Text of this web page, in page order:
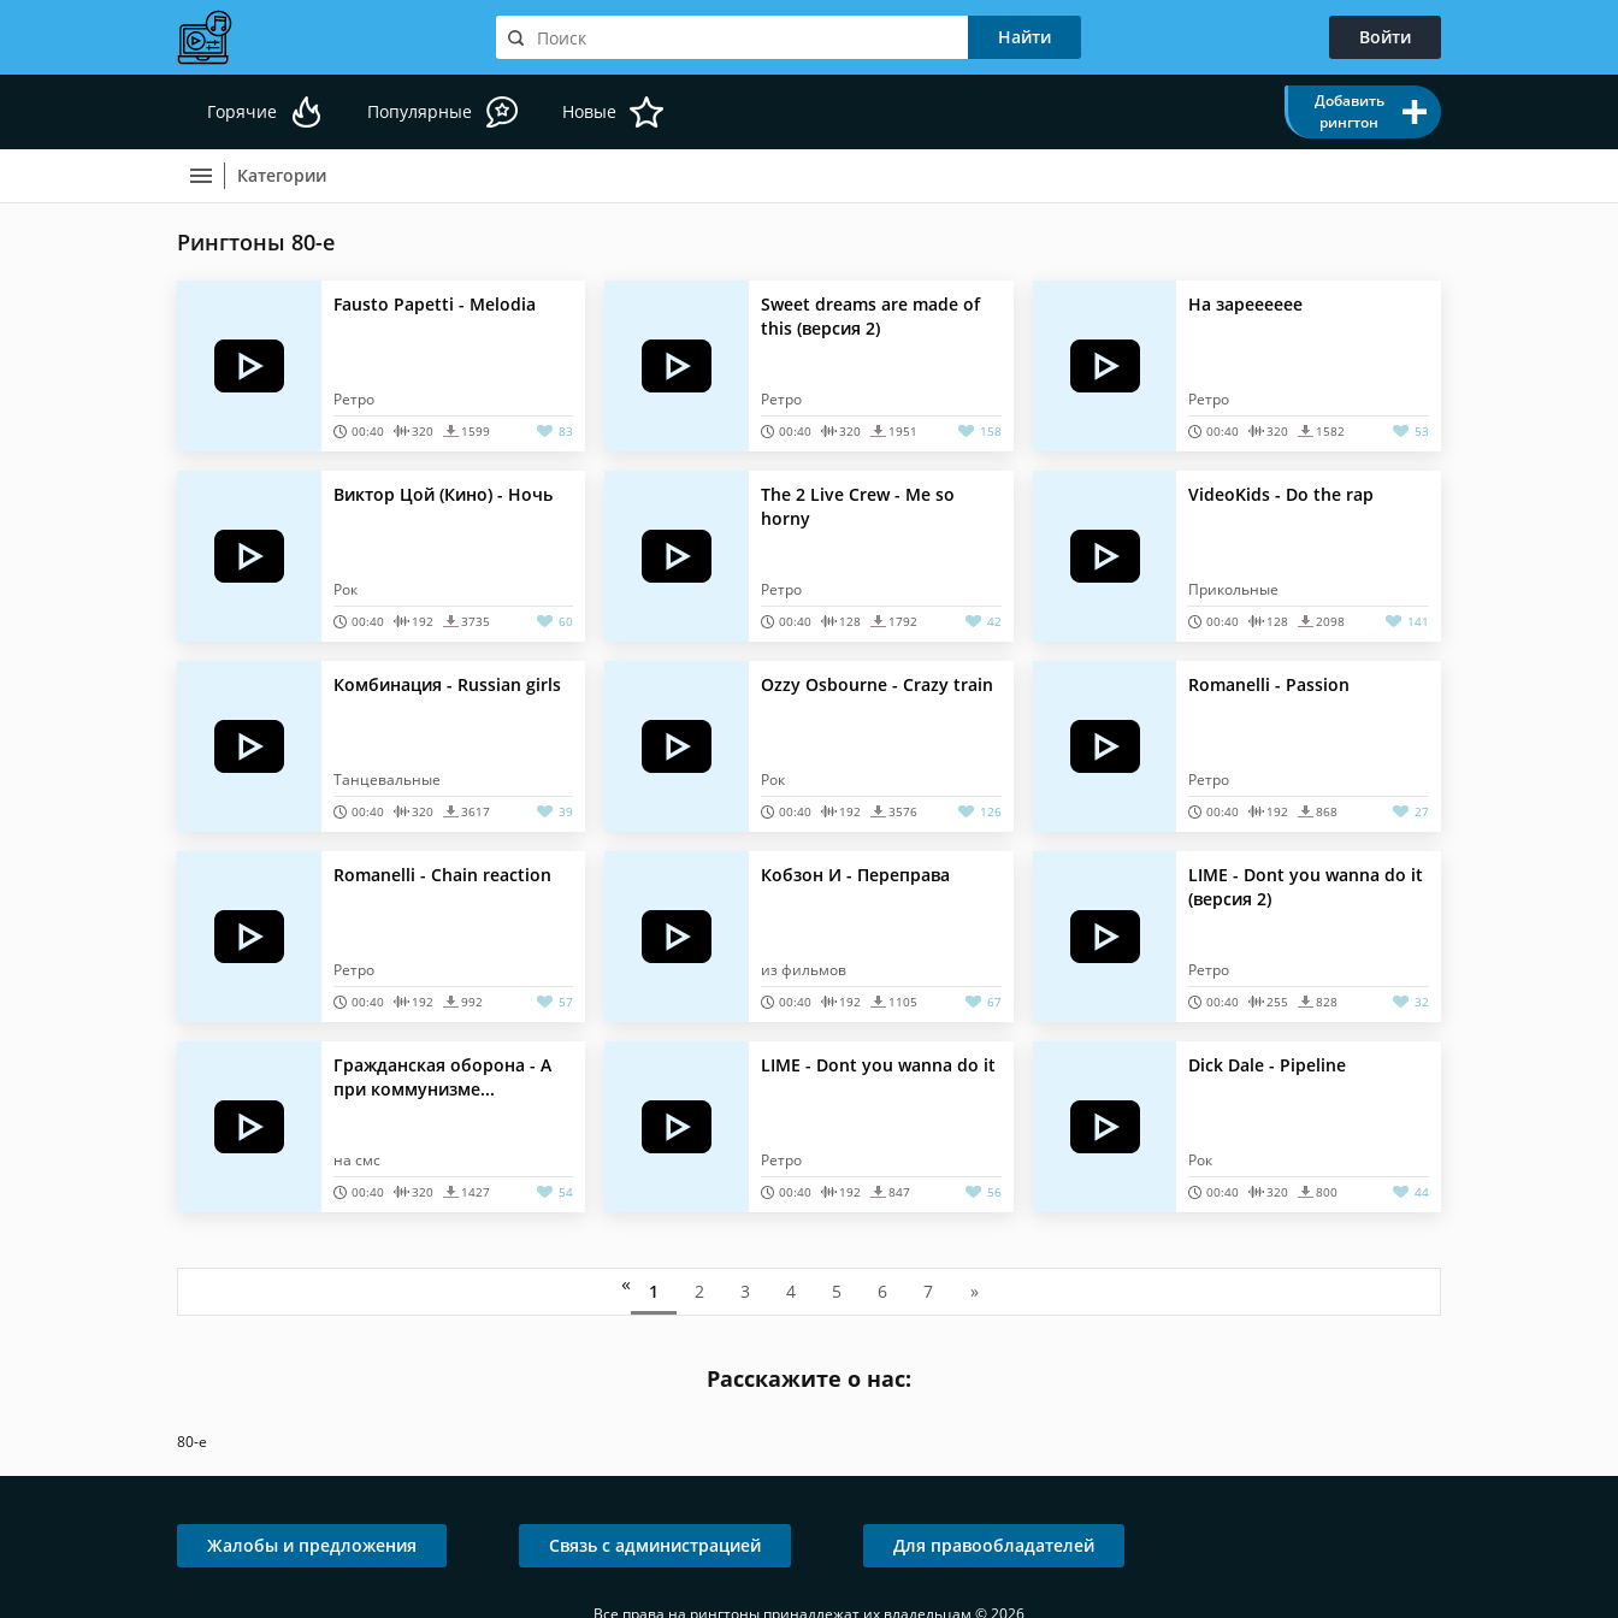
Войти
Горячие Популярные Новые
Добавить
рингтон
Категории
Рингтоны 80-е
Fausto Papetti - Melodia
Ретро
00:40 320 1599 83
Sweet dreams are made of
this (версия 2)
Ретро
00:40 320 1951 158
На зарееееее
Ретро
00:40 320 1582 53
Виктор Цой (Кино) - Ночь
Рок
00:40 192 3735 60
The 2 Live Crew - Me so
horny
Ретро
00:40 128 1792 42
VideoKids - Do the rap
Прикольные
00:40 128 2098 141
Комбинация - Russian girls
Танцевальные
00:40 320 3617 39
Ozzy Osbourne - Crazy train
Рок
00:40 192 3576 126
Romanelli - Passion
Ретро
00:40 192 868 27
Romanelli - Chain reaction
Ретро
00:40 192 992 57
Кобзон И - Переправа
из фильмов
00:40 192 1105 67
LIME - Dont you wanna do it
(версия 2)
Ретро
00:40 255 828 32
Гражданская оборона - А
при коммунизме...
на смс
00:40 320 1427 54
LIME - Dont you wanna do it
Ретро
00:40 192 847 56
Dick Dale - Pipeline
Рок
00:40 320 800 44
« 1 2 3 4 5 6 7 »
Расскажите о нас:
80-е
Жалобы и предложения Связь с администрацией Для правообладателей
Все права на рингтоны принадлежат их владельцам © 2026